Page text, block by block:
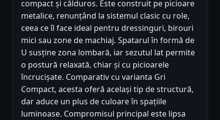
compact și călduros. Este construit pe picioare
metalice, renunțând la sistemul clasic cu role,
ceea ce îl face ideal pentru dressinguri, birouri
mici sau zone de machiaj. Spatarul în formă de
U susține zona lombară, iar sezutul lat permite
o postură relaxată, chiar și cu picioarele
încrucișate. Comparativ cu varianta Gri
Compact, acesta oferă același tip de structură,
dar aduce un plus de culoare în spațiile
luminoase. Compromisul principal este lipsa